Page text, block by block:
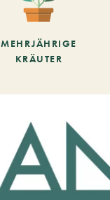
MEHRJÄHRIGE
KRÄUTER